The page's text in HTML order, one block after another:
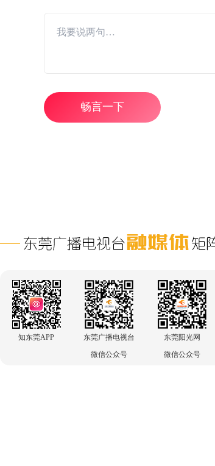
畅言一下
知东莞APP
东莞广播电视台
微信公众号
东莞阳光网
微信公众号